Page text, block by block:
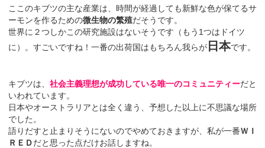
ここのキブツの主な産業は、時間が経過しても新鮮な色が保てるサ
ーモンを作るための微生物の繁殖だそうです。
世界に２つしかこの研究施設はないそうです（もう1つはドイツ
に）。すごいですね！一番の出荷国はもちろん我らが 日本です。
キブツは、 社会主義理想が成功している唯一のコミュニティーだと
いわれています。
日本やオーストラリアとは全く違う、予想した以上に不思議な場所
でした。
語りだすと止まりそうにないのでやめておきますが、私が一番ＷＩ
ＲＥＤだと思った点だけお話しますね。